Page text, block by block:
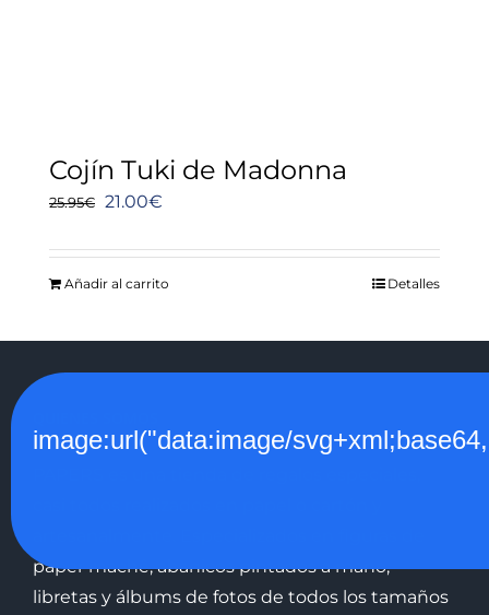
Cojín Tuki de Madonna
25.95€ El
original
era:
21.00€
actual
es:
Añadir al carrito Detalles
paper machê, abanicos pintados a mano,
libretas y álbums de fotos de todos los tamaños
image:url("data:image/